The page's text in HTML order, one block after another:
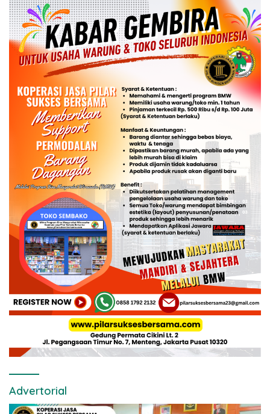
Advertorial